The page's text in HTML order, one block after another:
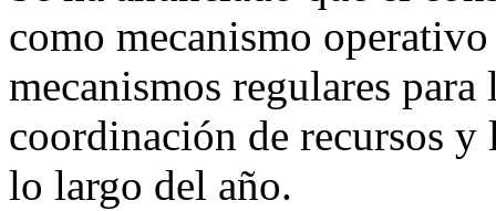
como mecanismo
mecanismos regulares
coordinación de recursos
lo largo del año.